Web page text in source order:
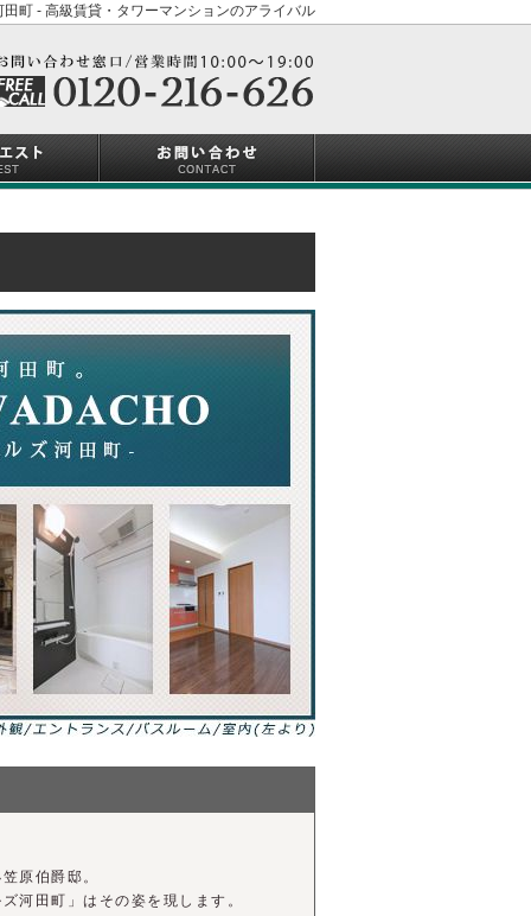
町 - 高級賃貸・タワーマンションのアライバル
原伯爵邸。
河田町」はその姿を現します。